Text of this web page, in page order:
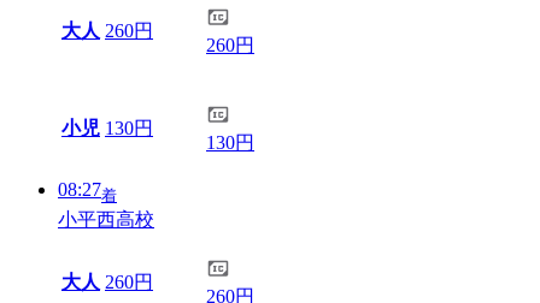
大人 260円
260円
小児 130円
130円
08:27着
小平西高校
大人 260円
260円